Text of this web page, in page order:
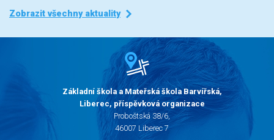
Zobrazit všechny aktuality
Základní škola a Mateřská škola Barvířská,
Liberec, příspěvková organizace
Proboštská 38/6,
46007 Liberec 7